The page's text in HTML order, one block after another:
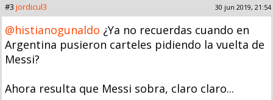
#3 jordicul3 30 jun 2019, 21:54
@histianogunaldo ¿Ya no recuerdas cuando en
Argentina pusieron carteles pidiendo la vuelta de
Messi?
Ahora resulta que Messi sobra, claro claro...